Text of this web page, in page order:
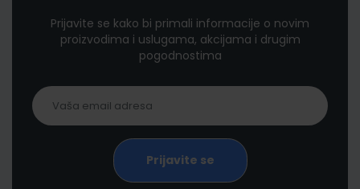
Prijavite se kako bi primali informacije o novim
proizvodima i uslugama, akcijama i drugim
pogodnostima